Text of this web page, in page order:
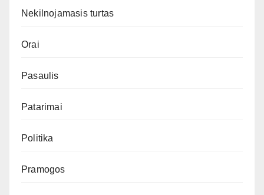
Nekilnojamasis turtas
Orai
Pasaulis
Patarimai
Politika
Pramogos